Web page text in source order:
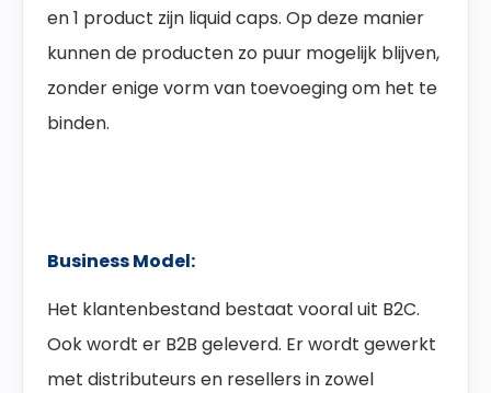
en 1 product zijn liquid caps. Op deze manier
kunnen de producten zo puur mogelijk blijven,
zonder enige vorm van toevoeging om het te
binden.
Business Model:
Het klantenbestand bestaat vooral uit B2C.
Ook wordt er B2B geleverd. Er wordt gewerkt
met distributeurs en resellers in zowel